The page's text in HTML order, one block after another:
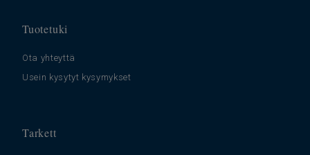
Tuotetuki
Ota yhteyttä
Usein kysytyt kysymykset
Tarkett